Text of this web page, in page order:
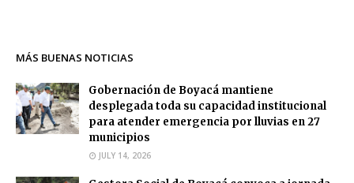
MÁS BUENAS NOTICIAS
Gobernación de Boyacá mantiene
desplegada toda su capacidad institucional
para atender emergencia por lluvias en 27
municipios
JULY 14, 2026